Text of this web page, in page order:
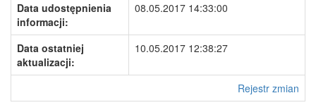
Data udostępnienia
informacji:
08.05.2017 14:33:00
Data ostatniej
aktualizacji:
10.05.2017 12:38:27
Rejestr zmian